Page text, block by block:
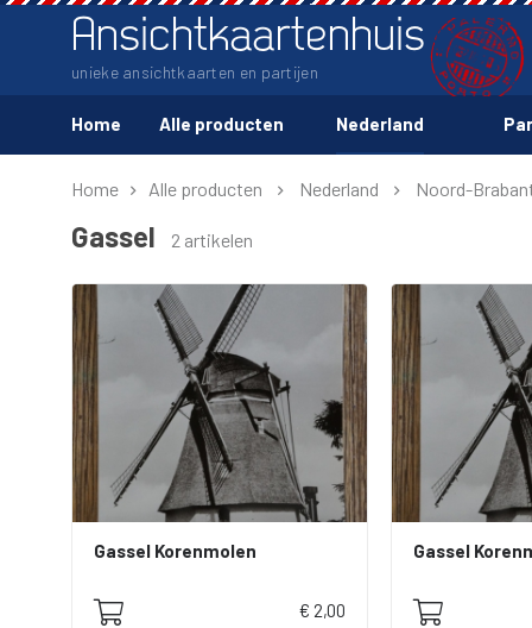
Ansichtkaartenhuis
unieke ansichtkaarten en partijen
Home Alle producten Nederland
Home Alle producten Nederland Noord-
Gassel 2 artikelen
Gassel Korenmolen
€ 2,00
Gassel